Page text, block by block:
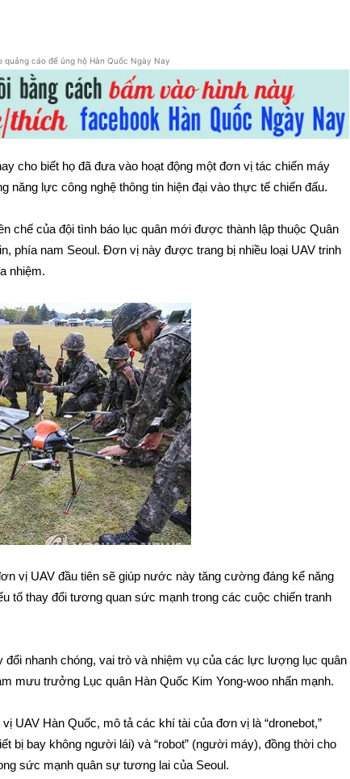
quảng cáo để ủng hộ Hàn Quốc Ngày Nay
cho biết họ đã đưa vào hoạt động một đơn vị tác chiến máy
năng lực công nghệ thông tin hiện đại vào thực tế chiến đấu.
chế của đội tình báo lục quân mới được thành lập thuộc Quân
phía nam Seoul. Đơn vị này được trang bị nhiều loại UAV trinh
nhiệm.
vị UAV đầu tiên sẽ giúp nước này tăng cường đáng kể năng
tố thay đổi tương quan sức mạnh trong các cuộc chiến tranh
đổi nhanh chóng, vai trò và nhiệm vụ của các lực lượng lục quân
mưu trưởng Lục quân Hàn Quốc Kim Yong-woo nhấn mạnh.
UAV Hàn Quốc, mô tả các khí tài của đơn vị là “dronebot,”
bị bay không người lái) và “robot” (người máy), đồng thời cho
sức mạnh quân sự tương lai của Seoul.